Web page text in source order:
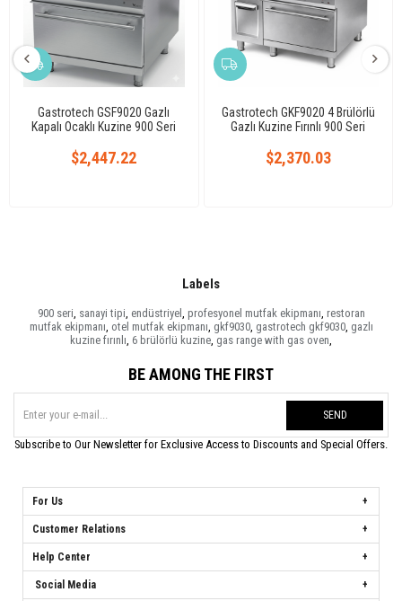
Gastrotech GSF9020 Gazlı
Kapalı Ocaklı Kuzine 900 Seri
$2,447.22
Gastrotech GKF9020 4 Brülörlü
Gazlı Kuzine Fırınlı 900 Seri
$2,370.03
Labels
900 seri sanayi tipi endüstriyel profesyonel mutfak ekipmanı restoran
mutfak ekipmanı otel mutfak ekipmanı gkf9030, gastrotech gkf9030, gazlı
kuzine fırınlı 6 brülörlü kuzine gas range with gas oven
BE AMONG THE FIRST
SEND
Subscribe to Our Newsletter for Exclusive Access to Discounts and Special Offers.
For Us
Customer Relations
Help Center
Social Media